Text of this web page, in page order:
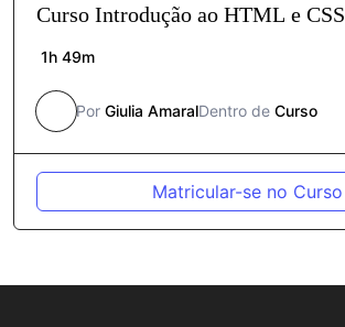
Curso Introdução ao HTML e CSS
1h 49m
Por Giulia AmaralDentro de Curso
Matricular-se no Curso